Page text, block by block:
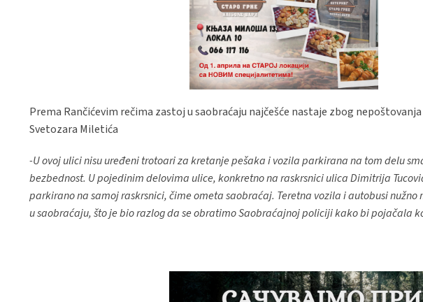
Prema Rančićevim rečima zastoj u saobraćaju najčešće nastaje zbog
Svetozara Miletića
-U ovoj ulici nisu uređeni trotoari za kretanje pešaka i vozila parkirana na tom delu
bezbednost. U pojedinim delovima ulice, konkretno na raskrsnici ulica Dimitrija
parkirano na samoj raskrsnici, čime ometa saobraćaj. Teretna vozila i autobusi
u saobraćaju, što je bio razlog da se obratimo Saobraćajnoj policiji kako bi pojačala